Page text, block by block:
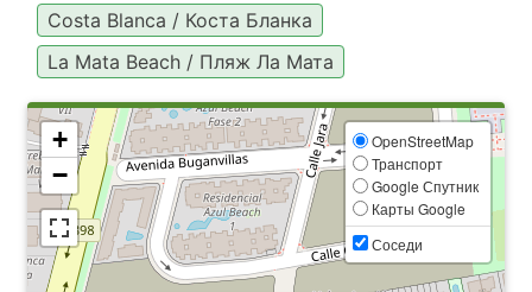
Costa Blanca / Коста Бланка
La Mata Beach / Пляж Ла Мата
+
−
OpenStreetMap
Транспорт
Google Спутник
Карты Google
Соседи